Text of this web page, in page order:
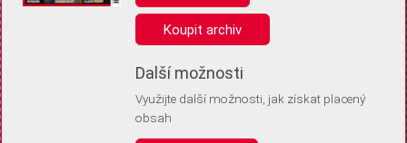
Anonymní unikátní ID
Díky němu příště poznáme, že se jedná o stejné zařízení, a
Identifikátor je zcela anonymní.
Vaše souhlasy a odmítnutí si ukládáme do vašeho zařízení, abychom se
vás už příště znovu neptali. Můžete je kdykoli později upravit ve Správě
Koupit archiv
Další možnosti
Využijte další možnosti, jak získat placený
obsah